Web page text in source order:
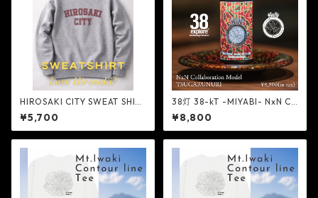
HIROSAKI CITY SWEAT SHIRT
- NextNatural
¥5,700
38灯 38-kT -MIYABI- NxN Co
llaboration Model TSUGARU
NURI - NextNatural
¥8,800